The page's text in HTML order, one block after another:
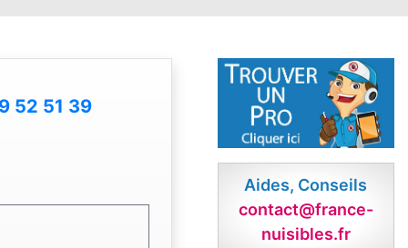
52 51 39
Aides, Conseils
contact@france-
nuisibles.fr